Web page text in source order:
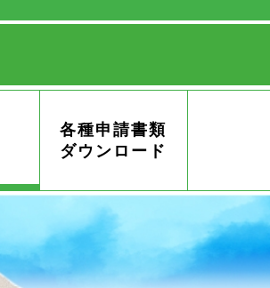
各種申請書類
ダウンロード